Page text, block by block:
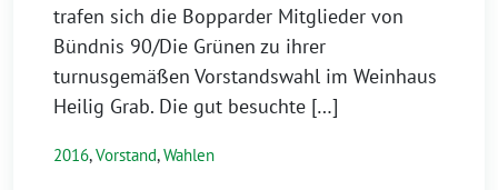
trafen sich die Bopparder Mitglieder von
Bündnis 90/Die Grünen zu ihrer
turnusgemäßen Vorstandswahl im Weinhaus
Heilig Grab. Die gut besuchte […]
2016,Vorstand,Wahlen